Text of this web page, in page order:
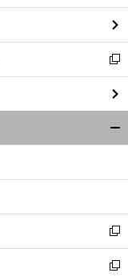
ウ
で
開
く
新
し
い
ウ
ィ
ン
ウ
開
く
新
し
い
新